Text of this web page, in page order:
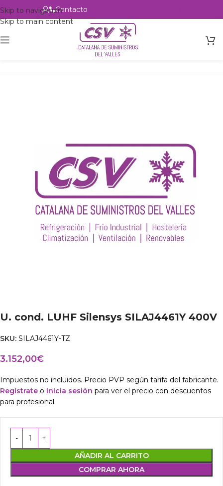
Skip to navigation
Skip to main content
Contacto
csvalles
U. cond. LUHF Silensys SILAJ4461Y 400V
SKU: SILAJ4461Y-TZ
3.152,00€
Impuestos no incluidos. Precio PVP según tarifa del fabricante.
Regístrate o inicia sesión para ver el precio con descuentos
para profesional.
AÑADIR AL CARRITO
COMPRAR AHORA